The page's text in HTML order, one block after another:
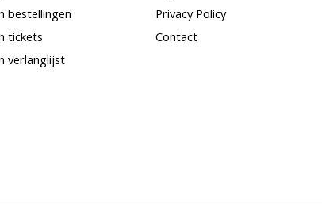
bestellingen
tickets
verlanglijst
Privacy Policy
Contact